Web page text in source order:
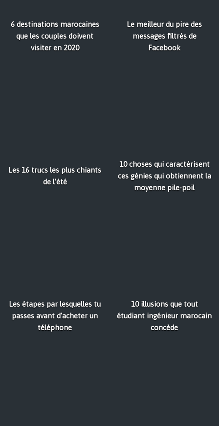
6 destinations marocaines
que les couples doivent
visiter en 2020
Le meilleur du pire des
messages filtrés de
Facebook
Les 16 trucs les plus chiants
de l’été
10 choses qui caractérisent
ces génies qui obtiennent la
moyenne pile-poil
Les étapes par lesquelles tu
passes avant d'acheter un
téléphone
10 illusions que tout
étudiant ingénieur marocain
concède